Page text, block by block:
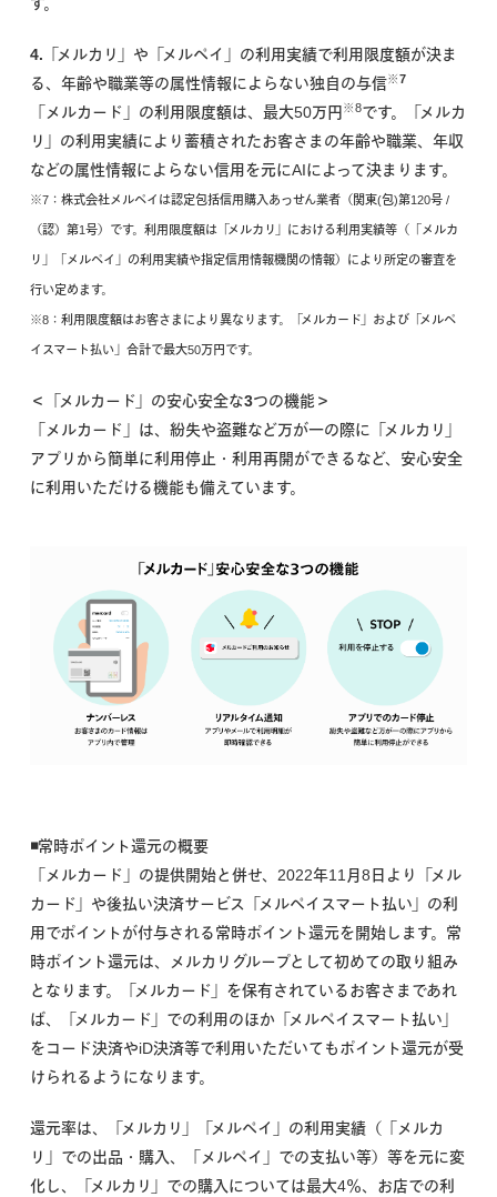
4.「メルカリ」や「メルペイ」の利用実績で利用限度額が決ま
る、年齢や職業等の属性情報によらない独自の与信※7
「メルカード」の利用限度額は、最大50万円 ※8です。「メルカ
リ」の利用実績により蓄積されたお客さまの年齢や職業、年収
などの属性情報によらない信用を元にAIによって決まります。
※7：株式会社メルペイは認定包括信用購入あっせん業者（関東(包)第120号 /
（認）第1号）です。利用限度額は「メルカリ」における利用実績等（「メルカ
リ」「メルペイ」の利用実績や指定信用情報機関の情報）により所定の審査を
行い定めます。
※8：利用限度額はお客さまにより異なります。「メルカード」および「メルペ
イスマート払い」合計で最大50万円です。
＜「メルカード」の安心安全な3つの機能＞
「メルカード」は、紛失や盗難など万が一の際に「メルカリ」
アプリから簡単に利用停止・利用再開ができるなど、安心安全
に利用いただける機能も備えています。
◾常時ポイント還元の概要
「メルカード」の提供開始と併せ、2022年11月8日より「メル
カード」や後払い決済サービス「メルペイスマート払い」の利
用でポイントが付与される常時ポイント還元を開始します。常
時ポイント還元は、メルカリグループとして初めての取り組み
となります。「メルカード」を保有されているお客さまであれ
ば、「メルカード」での利用のほか「メルペイスマート払い」
をコード決済やiD決済等で利用いただいてもポイント還元が受
けられるようになります。
還元率は、「メルカリ」「メルペイ」の利用実績（「メルカ
リ」での出品・購入、「メルペイ」での支払い等）等を元に変
化し、「メルカリ」での購入については最大4％、お店での利